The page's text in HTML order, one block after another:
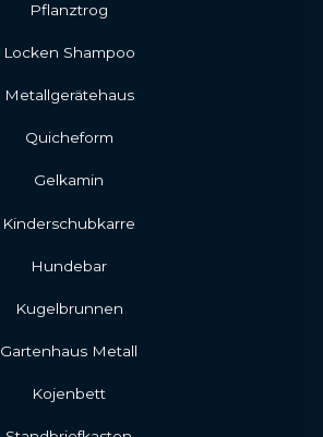
Pflanztrog
Locken Shampoo
Metallgerätehaus
Quicheform
Gelkamin
Kinderschubkarre
Hundebar
Kugelbrunnen
Gartenhaus Metall
Kojenbett